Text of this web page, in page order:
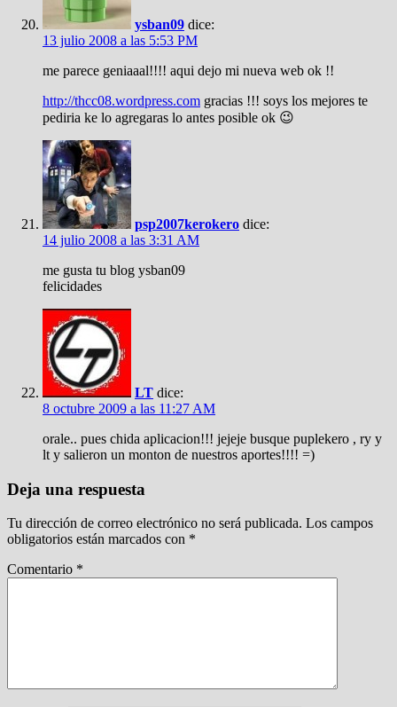
ysban09 dice:
13 julio 2008 a las 5:53 PM
me parece geniaaal!!!! aqui dejo mi nueva web ok !!
http://thcc08.wordpress.com gracias !!! soys los mejores te
pediria ke lo agregaras lo antes posible ok 😉
psp2007kerokero dice:
14 julio 2008 a las 3:31 AM
me gusta tu blog ysban09
felicidades
LT dice:
8 octubre 2009 a las 11:27 AM
orale.. pues chida aplicacion!!! jejeje busque puplekero , ry y
lt y salieron un monton de nuestros aportes!!!! =)
Deja una respuesta
Tu dirección de correo electrónico no será publicada. Los campos
obligatorios están marcados con *
Comentario *